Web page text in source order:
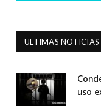
ULTIMAS NOTICIAS
uso